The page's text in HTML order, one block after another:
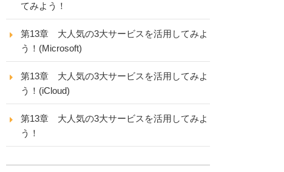
てみよう！
第13章 大人気の3大サービスを活用してみよ
う！(Microsoft)
第13章 大人気の3大サービスを活用してみよ
う！(iCloud)
第13章 大人気の3大サービスを活用してみよ
う！